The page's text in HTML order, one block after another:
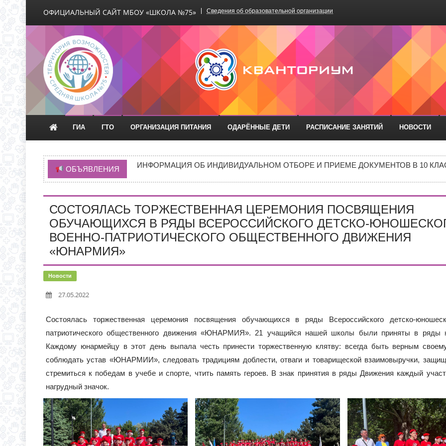
ОФИЦИАЛЬНЫЙ САЙТ МБОУ «ШКОЛА №75» Сведения об образовательной организации
Официальный сайт МБОУ «Школа №75»
ГИА ГТО ОРГАНИЗАЦИЯ ПИТАНИЯ ОДАРЁННЫЕ ДЕТИ РАСПИСАНИЕ ЗАНЯТИЙ НОВОСТИ
ОБЪЯВЛЕНИЯ
ВРЕМЯ ОТКРЫТИЯ ОБРАЗОВАТЕЛЬНЫХ ОРГАНИЗАЦИЙ РОСТОВСКОЙ ОБЛАСТИ
ИНФОРМАЦИЯ ОБ ИНДИВИДУАЛЬНОМ ОТБОРЕ И ПРИЕМЕ ДОКУМЕНТОВ В 10
ИНФОРМАЦИЯ О ПРИЕМЕ В 10 КЛАСС
НОВАЯ ЭПИДЕМИЯ «ТИШИНЫ»: ПОЧЕМУ ПОДРОСТКИ ВСЁ ЧАЩЕ ВЫБИРАЮТ
С 1 СЕНТЯБРЯ 2026 ГОДА В МБОУ «ШКОЛА № 75» ОТКРЫВАЮТСЯ КЛАССЫ
Д.3 (МОДУЛЬНОЕ ЗДАНИЕ)
ВРЕМЯ ОТКРЫТИЯ ОБРАЗОВАТЕЛЬНЫХ ОРГАНИЗАЦИЙ РОСТОВСКОЙ ОБЛАСТИ
СОСТОЯЛАСЬ ТОРЖЕСТВЕННАЯ ЦЕРЕМОНИЯ ПОСВЯЩЕНИЯ
ОБУЧАЮЩИХСЯ В РЯДЫ ВСЕРОССИЙСКОГО ДЕТСКО-
ВОЕННО-ПАТРИОТИЧЕСКОГО ОБЩЕСТВЕННОГО ДВИЖЕНИЯ
«ЮНАРМИЯ»
Новости
27.05.2022
Состоялась торжественная церемония посвящения обучающихся в ряды Всероссийского детско-
патриотического общественного движения «ЮНАРМИЯ». 21 учащийся нашей школы были приняты в ряды
Каждому юнармейцу в этот день выпала честь принести торжественную клятву: всегда быть верным
соблюдать устав «ЮНАРМИИ», следовать традициям доблести, отваги и товарищеской взаимовыручки,
стремиться к победам в учебе и спорте, чтить память героев. В знак принятия в ряды Движения каждый
нагрудный значок.